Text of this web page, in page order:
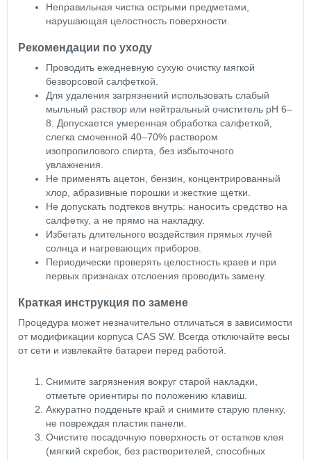
Неправильная чистка острыми предметами,
нарушающая целостность поверхности.
Рекомендации по уходу
Проводить ежедневную сухую очистку мягкой
безворсовой салфеткой.
Для удаления загрязнений использовать слабый
мыльный раствор или нейтральный очиститель pH 6–
8. Допускается умеренная обработка салфеткой,
слегка смоченной 40–70% раствором
изопропилового спирта, без избыточного
увлажнения.
Не применять ацетон, бензин, концентрированный
хлор, абразивные порошки и жесткие щетки.
Не допускать подтеков внутрь: наносить средство на
салфетку, а не прямо на накладку.
Избегать длительного воздействия прямых лучей
солнца и нагревающих приборов.
Периодически проверять целостность краев и при
первых признаках отслоения проводить замену.
Краткая инструкция по замене
Процедура может незначительно отличаться в зависимости
от модификации корпуса CAS SW. Всегда отключайте весы
от сети и извлекайте батареи перед работой.
Снимите загрязнения вокруг старой накладки,
отметьте ориентиры по положению клавиш.
Аккуратно подденьте край и снимите старую пленку,
не повреждая пластик панели.
Очистите посадочную поверхность от остатков клея
(мягкий скребок, без растворителей, способных